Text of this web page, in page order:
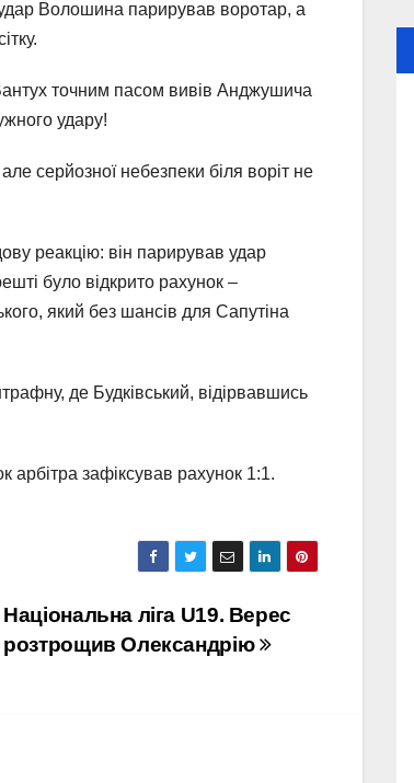
Волошина парирував воротар, а
точним пасом вивів Анджушича
удару!
серйозної небезпеки біля воріт не
реакцію: він парирував удар
було відкрито рахунок –
який без шансів для Сапутіна
де Будківський, відірвавшись
зафіксував рахунок 1:1.
Національна ліга U19. Верес
розтрощив Олександрію